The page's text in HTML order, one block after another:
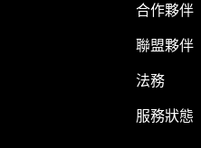
合作夥伴
聯盟夥伴
法務
服務狀態